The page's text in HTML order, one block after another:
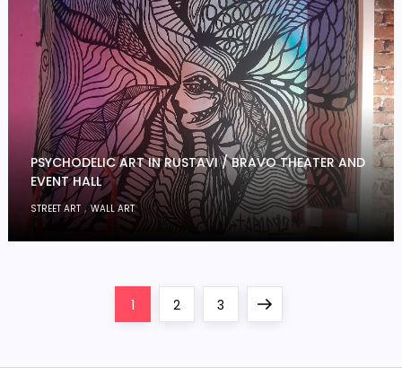
PSYCHODELIC ART IN RUSTAVI / BRAVO THEATER AND
EVENT HALL
STREET ART ,WALL ART
Page
1 Page
2 Page
3
Next